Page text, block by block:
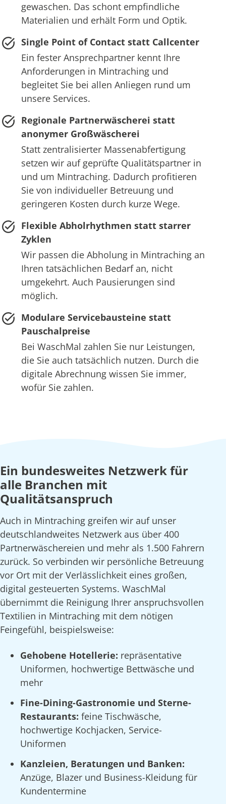
gewaschen. Das schont empfindliche
Materialien und erhält Form und Optik.
Single Point of Contact statt Callcenter
Ein fester Ansprechpartner kennt Ihre
Anforderungen in Mintraching und
begleitet Sie bei allen Anliegen rund um
unsere Services.
Regionale Partnerwäscherei statt
anonymer Großwäscherei
Statt zentralisierter Massenabfertigung
setzen wir auf geprüfte Qualitätspartner in
und um Mintraching. Dadurch profitieren
Sie von individueller Betreuung und
geringeren Kosten durch kurze Wege.
Flexible Abholrhythmen statt starrer
Zyklen
Wir passen die Abholung in Mintraching an
Ihren tatsächlichen Bedarf an, nicht
umgekehrt. Auch Pausierungen sind
möglich.
Modulare Servicebausteine statt
Pauschalpreise
Bei WaschMal zahlen Sie nur Leistungen,
die Sie auch tatsächlich nutzen. Durch die
digitale Abrechnung wissen Sie immer,
wofür Sie zahlen.
Ein bundesweites Netzwerk für
alle Branchen mit
Qualitätsanspruch
Auch in Mintraching greifen wir auf unser
deutschlandweites Netzwerk aus über 400
Partnerwäschereien und mehr als 1.500 Fahrern
zurück. So verbinden wir persönliche Betreuung
vor Ort mit der Verlässlichkeit eines großen,
digital gesteuerten Systems. WaschMal
übernimmt die Reinigung Ihrer anspruchsvollen
Textilien in Mintraching mit dem nötigen
Feingefühl, beispielsweise:
Gehobene Hotellerie: repräsentative
Uniformen, hochwertige Bettwäsche und
mehr
Fine-Dining-Gastronomie und Sterne-
Restaurants: feine Tischwäsche,
hochwertige Kochjacken, Service-
Uniformen
Kanzleien, Beratungen und Banken:
Anzüge, Blazer und Business-Kleidung für
Kundentermine